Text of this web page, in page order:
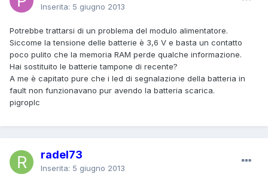
Inserita: 5 giugno 2013
Potrebbe trattarsi di un problema del modulo alimentatore.
Siccome la tensione delle batterie è 3,6 V e basta un contatto
poco pulito che la memoria RAM perde qualche informazione.
Hai sostituito le batterie tampone di recente?
A me è capitato pure che i led di segnalazione della batteria in
fault non funzionavano pur avendo la batteria scarica.
pigroplc
radel73
Inserita: 5 giugno 2013